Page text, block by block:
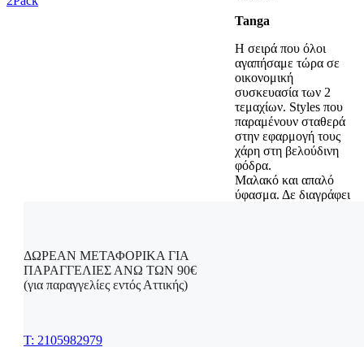
Tanga
Η σειρά που όλοι
αγαπήσαμε τώρα σε
οικονομική
συσκευασία των 2
τεμαχίων. Styles που
παραμένουν σταθερά
στην εφαρμογή τους
χάρη στη βελούδινη
φόδρα.
Μαλακό και απαλό
ύφασμα. Δε διαγράφει
ΔΩΡΕΑΝ ΜΕΤΑΦΟΡΙΚΑ ΓΙΑ
ΠΑΡΑΓΓΕΛΙΕΣ ΑΝΩ ΤΩΝ 90€
(για παραγγελίες εντός Αττικής)
T: 2105982979